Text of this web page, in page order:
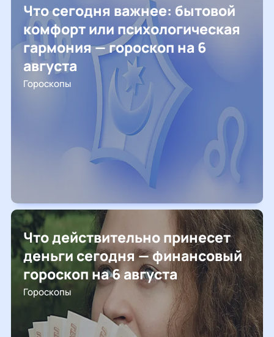
Что сегодня важнее: бытовой
комфорт или психологическая
гармония — гороскоп на 6
августа
Гороскопы
Что действительно принесет
деньги сегодня — финансовый
гороскоп на 6 августа
Гороскопы